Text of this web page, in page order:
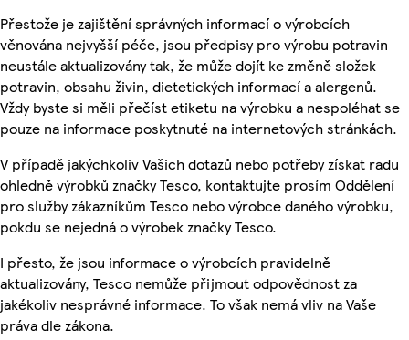
Přestože je zajištění správných informací o výrobcích
věnována nejvyšší péče, jsou předpisy pro výrobu potravin
neustále aktualizovány tak, že může dojít ke změně složek
potravin, obsahu živin, dietetických informací a alergenů.
Vždy byste si měli přečíst etiketu na výrobku a nespoléhat se
pouze na informace poskytnuté na internetových stránkách.
V případě jakýchkoliv Vašich dotazů nebo potřeby získat radu
ohledně výrobků značky Tesco, kontaktujte prosím Oddělení
pro služby zákazníkům Tesco nebo výrobce daného výrobku,
pokdu se nejedná o výrobek značky Tesco.
I přesto, že jsou informace o výrobcích pravidelně
aktualizovány, Tesco nemůže přijmout odpovědnost za
jakékoliv nesprávné informace. To však nemá vliv na Vaše
práva dle zákona.